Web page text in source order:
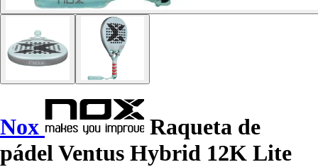
Nox
Raqueta de
pádel Ventus Hybrid 12K Lite